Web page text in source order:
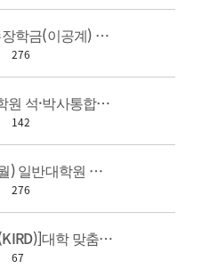
[장학] 2026년 석/박사우수장학금(이공계) 신규장학생 선발 안내
276
2026학년도 2학기 일반대학원 석·박사통합과정 변경(전환)자 선발 안내
142
[졸업] 2026-1학기(2026.8월) 일반대학원 학위청구논문 심사실시 및 신청 안내
276
[국가과학기술인력개발원(KIRD)]대학 맞춤형 연구윤리(연구수행 중의 연구윤리) 교육 안내
67